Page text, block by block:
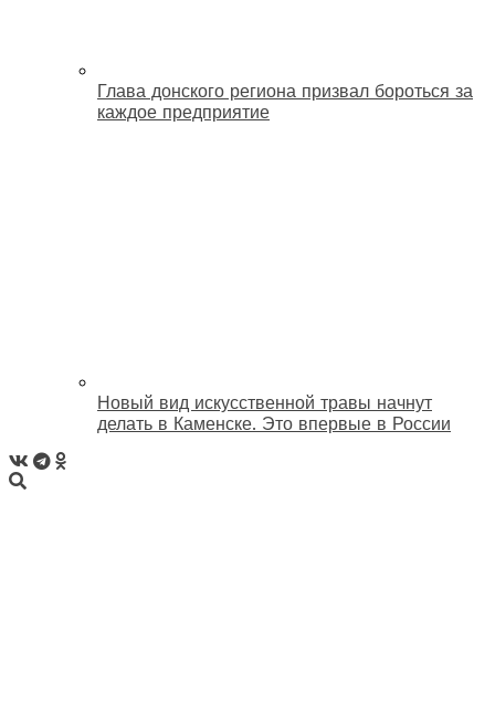
Глава донского региона призвал бороться за
каждое предприятие
Новый вид искусственной травы начнут
делать в Каменске. Это впервые в России